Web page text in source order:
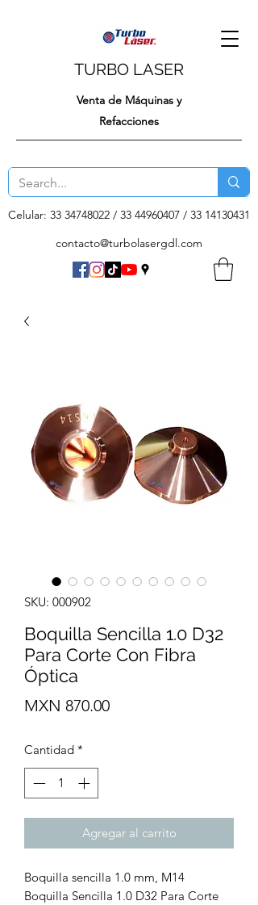
TURBO LASER
Venta de Máquinas y
Refacciones
Celular: 33 34748022 / 33 44960407 / 33 14130431
contacto@turbolasergdl.com
SKU: 000902
Boquilla Sencilla 1.0 D32
Para Corte Con Fibra
Óptica
MXN 870.00Precio
Cantidad *
Agregar al carrito
Boquilla sencilla 1.0 mm, M14
Boquilla Sencilla 1.0 D32 Para Corte